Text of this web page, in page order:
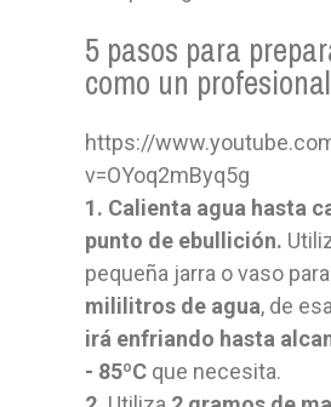
5 pasos para
como un profesional
https://
v=OYoq2mByq5g
1. Calienta agua hasta
punto de ebullición.
pequeña jarra o vaso
mililitros de agua, de
irá enfriando hasta
- 85ºC que necesita.